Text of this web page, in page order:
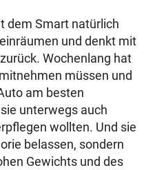
dem Smart natürlich
und denkt mit
Wochenlang hat
müssen und
am besten
unterwegs auch
wollten. Und sie
belassen, sondern
Gewichts und des